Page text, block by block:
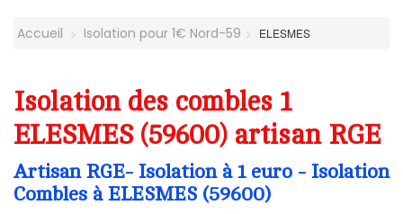
Accueil Isolation pour 1€ Nord-59 ELESMES
Isolation des combles 1
ELESMES (59600) artisan RGE
Artisan RGE- Isolation à 1 euro - Isolation
Combles à ELESMES (59600)